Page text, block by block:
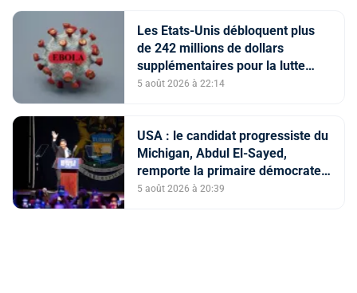
Les Etats-Unis débloquent plus
de 242 millions de dollars
supplémentaires pour la lutte
contre Ebola
5 août 2026 à 22:14
USA : le candidat progressiste du
Michigan, Abdul El-Sayed,
remporte la primaire démocrate
pour le Sénat
5 août 2026 à 20:39